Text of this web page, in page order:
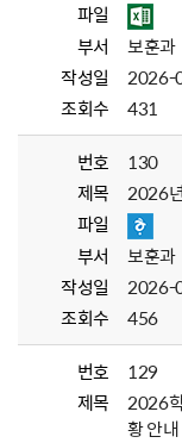
파일
부서
보훈과
작성일
2026-
조회수
431
번호
130
제목
2026
파일
부서
보훈과
작성일
2026-
조회수
456
번호
129
제목
2026
황 안내